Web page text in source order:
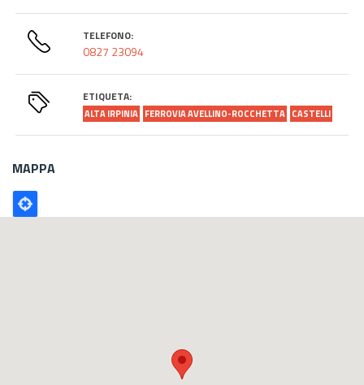
TELEFONO:
0827 23094
ETIQUETA:
ALTA IRPINIA FERROVIA AVELLINO-ROCCHETTA CASTELLI
MAPPA
Poligono
GEO